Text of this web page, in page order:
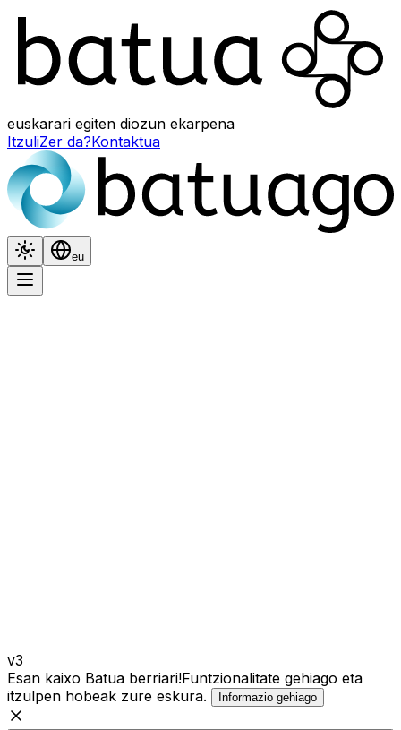
euskarari egiten diozun ekarpena
ItzuliZer da?Kontaktua
Itxura
Hizkuntza
eu
v3
Esan kaixo Batua berriari!Funtzionalitate gehiago eta
itzulpen hobeak zure eskura.
Informazio gehiago